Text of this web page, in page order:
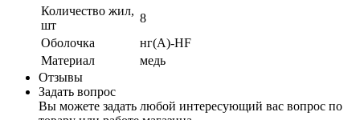
Количество жил,
шт
8
Оболочка
нг(А)-HF
Материал
медь
Отзывы
Задать вопрос
Вы можете задать любой интересующий вас вопрос по